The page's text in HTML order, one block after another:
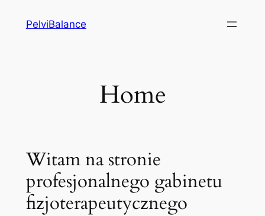
PelviBalance
Home
Witam na stronie
profesjonalnego gabinetu
fizjoterapeutycznego